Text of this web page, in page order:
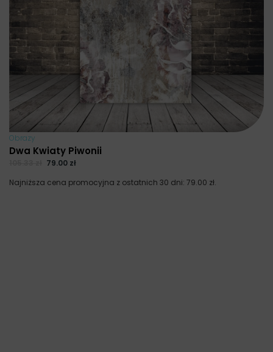
Obrazy
Dwa Kwiaty Piwonii
79.00 zł
Najniższa cena promocyjna z ostatnich 30 dni: 79.00 zł.